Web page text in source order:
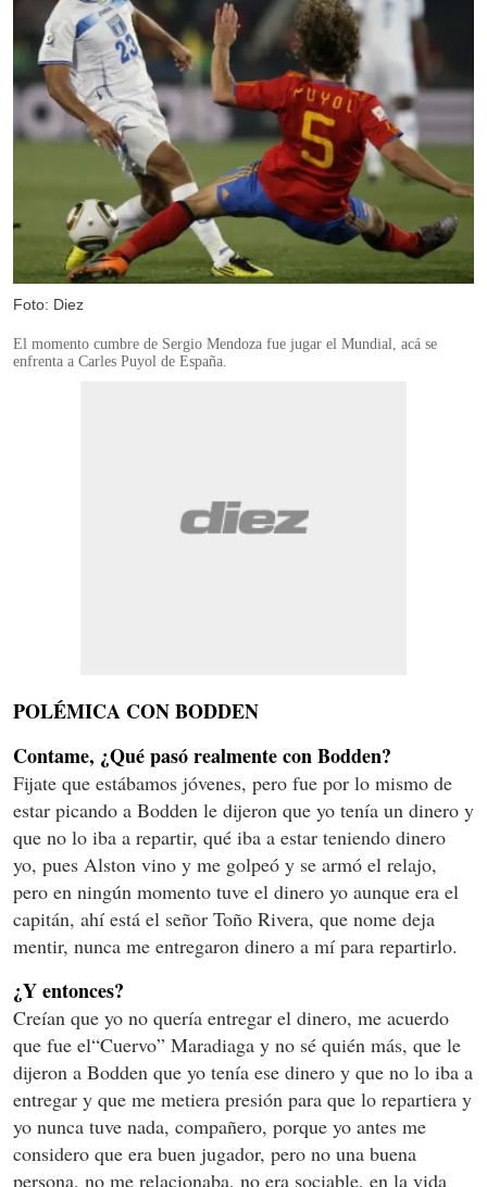
Foto: Diez
El momento cumbre de Sergio Mendoza fue jugar el Mundial, acá se
enfrenta a Carles Puyol de España.
POLÉMICA CON BODDEN
Contame, ¿Qué pasó realmente con Bodden?
Fijate que estábamos jóvenes, pero fue por lo mismo de
estar picando a Bodden le dijeron que yo tenía un dinero y
que no lo iba a repartir, qué iba a estar teniendo dinero
yo, pues Alston vino y me golpeó y se armó el relajo,
pero en ningún momento tuve el dinero yo aunque era el
capitán, ahí está el señor Toño Rivera, que nome deja
mentir, nunca me entregaron dinero a mí para repartirlo.
¿Y entonces?
Creían que yo no quería entregar el dinero, me acuerdo
que fue el“Cuervo” Maradiaga y no sé quién más, que le
dijeron a Bodden que yo tenía ese dinero y que no lo iba a
entregar y que me metiera presión para que lo repartiera y
yo nunca tuve nada, compañero, porque yo antes me
considero que era buen jugador, pero no una buena
persona, no me relacionaba, no era sociable, en la vida